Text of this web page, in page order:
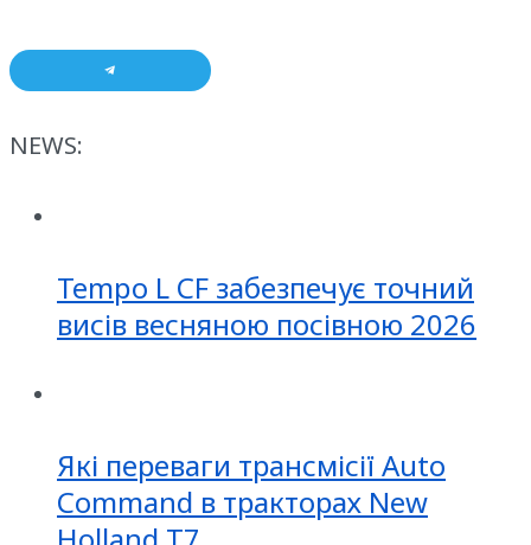
NEWS:
Tempo L CF забезпечує точний
висів весняною посівною 2026
Які переваги трансмісії Auto
Command в тракторах New